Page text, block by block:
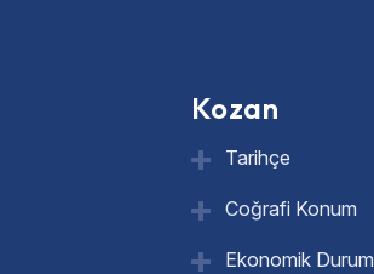
Kozan
Tarihçe
Coğrafi Konum
Ekonomik Durum